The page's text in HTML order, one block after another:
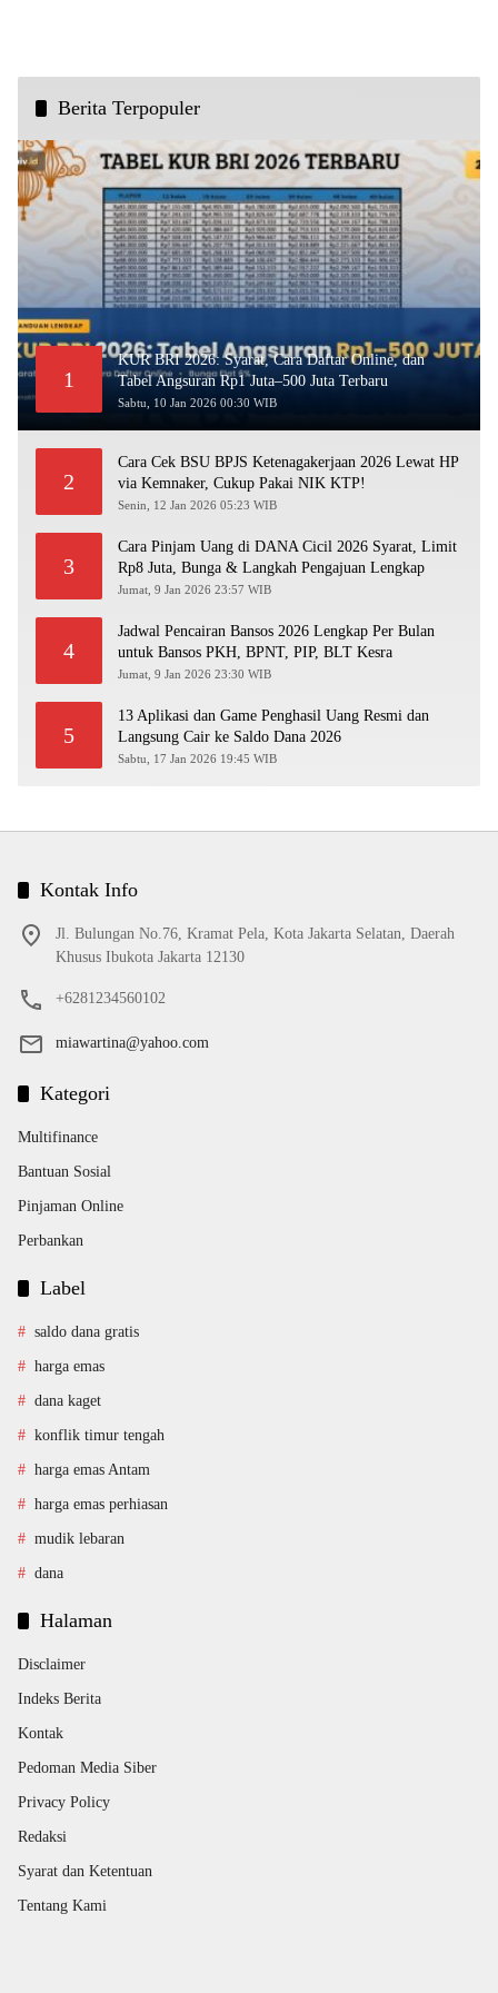
Berita Terpopuler
1
KUR BRI 2026: Syarat, Cara Daftar Online, dan
Tabel Angsuran Rp1 Juta–500 Juta Terbaru
Sabtu, 10 Jan 2026 00:30 WIB
2
Cara Cek BSU BPJS Ketenagakerjaan 2026 Lewat HP
via Kemnaker, Cukup Pakai NIK KTP!
Senin, 12 Jan 2026 05:23 WIB
3
Cara Pinjam Uang di DANA Cicil 2026 Syarat, Limit
Rp8 Juta, Bunga & Langkah Pengajuan Lengkap
Jumat, 9 Jan 2026 23:57 WIB
4
Jadwal Pencairan Bansos 2026 Lengkap Per Bulan
untuk Bansos PKH, BPNT, PIP, BLT Kesra
Jumat, 9 Jan 2026 23:30 WIB
5
13 Aplikasi dan Game Penghasil Uang Resmi dan
Langsung Cair ke Saldo Dana 2026
Sabtu, 17 Jan 2026 19:45 WIB
Kontak Info
Jl. Bulungan No.76, Kramat Pela, Kota Jakarta Selatan, Daerah
Khusus Ibukota Jakarta 12130
+6281234560102
miawartina@yahoo.com
Kategori
Multifinance
Bantuan Sosial
Pinjaman Online
Perbankan
Label
saldo dana gratis
harga emas
dana kaget
konflik timur tengah
harga emas Antam
harga emas perhiasan
mudik lebaran
dana
Halaman
Disclaimer
Indeks Berita
Kontak
Pedoman Media Siber
Privacy Policy
Redaksi
Syarat dan Ketentuan
Tentang Kami